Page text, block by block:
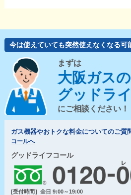
今は使えていても突然使えなくなる可
まずは
大阪ガスの
グッドラ
にご相談ください！
ガス機器やおトクな料金についてのご質
コールへ
グッドライフコール
[受付時間］全日 9:00～19:00